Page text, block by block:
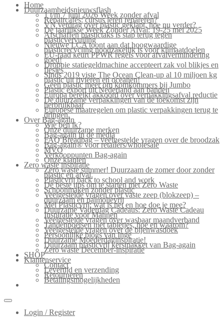
Home
Duurzaamheidsnieuwsflash
1 t/m 7 juni 2026 Week zonder afval
Repaircafés: cursus leren repareren?
VN verdrag over plastic geklapt, hoe nu verder?
De jaarlijkse Week Zonder Afval: 19-25 mei 2025
Afschaffen plastictaks is stap terug tegen
plasticvervuiling
Nieuwe LCA toont aan dat hoogwaardige
plasticrecycling noodzakelijk is voor klimaatdoelen
EU-raad keurt PPWR regels voor afvalvermindering
goed!
Droppie statiegeldmachine accepteert zak vol blikjes en
flesjes
Sinds 2019 viste The Ocean Clean-up al 10 miljoen kg
plastic uit rivieren en oceanen!
Geen plastic meer om komkommers bij Jumbo
Plastic export uit Nederland aan banden
Europa bereikt akkoord over verpakkingsafval reductie
De duurzame verpakkingen van de toekomst zijn
herbruikbaar
Europese maatregelen om plastic verpakkingen terug te
dringen.
Over Bag-again
Wie ben ik?
Onze duurzame merken
Bag-again in de media
FAQ Breadbag – veelgestelde vragen over de broodzak
Bag-again® voor retailers/wholesale
MVO
Verkooppunten Bag-again
Onze klanten
Zero waste inspiratie
Zero waste summer! Duurzaam de zomer door zonder
plastic en afval.
Plasticvrij back to school and work
De beste tips om te starten met Zero Waste
Schoonmaken zonder plastic
Veelgestelde vragen over vaste zeep (blokzeep) –
duurzaam en palmolievrij
Mei Plasticvrij: wat is het en hoe doe je mee?
Duurzame Vaderdag Cadeaus: Zero Waste Cadeau
Inspiratie voor Mannen
Veelgestelde vragen over wasbaar maandverband
Tandenpoetsen met tabletjes, hoe en waarom?
Veelgestelde vragen over de bijenwasdoek
Persoonlijke blogs van Inge
Duurzame Moederdaginspiratie!
Duurzaam plasticvrij kerstpakket van Bag-again
Zero waste December-inspiratie
SHOP
Klantenservice
Contact
Levertijd en verzending
Retourneren
Betalingsmogelijkheden
Login / Register